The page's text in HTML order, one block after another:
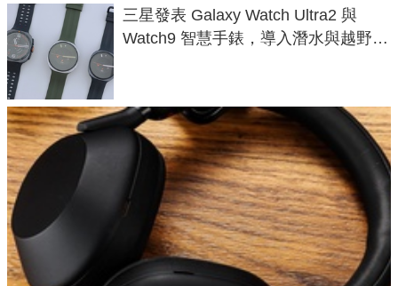
三星發表 Galaxy Watch Ultra2 與
Watch9 智慧手錶，導入潛水與越野跑